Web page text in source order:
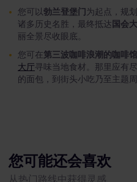
您可以勃兰登堡门为起点，规
诸多历史名胜，最终抵达 国会
丽全景尽收眼底。
您可在第三波咖啡浪潮的咖啡馆
大厅寻味当地食材。那里应有
的面包，到街头小吃乃至主题
您可能还会喜欢